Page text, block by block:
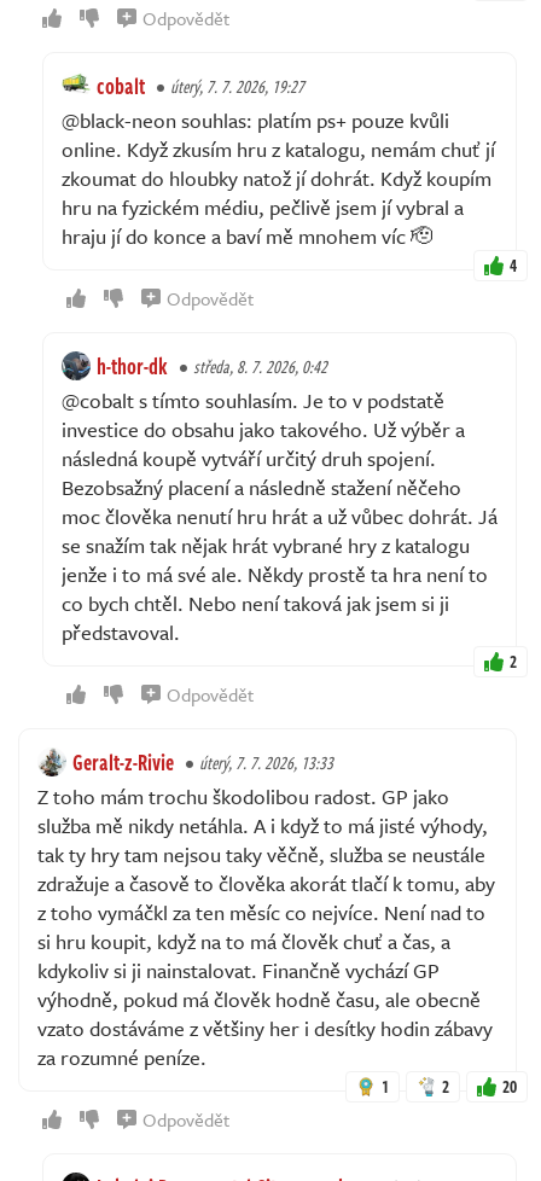
Odpovědět
cobalt úterý, 7. 7. 2026, 19:27
@black-neon souhlas: platím ps+ pouze kvůli
online. Když zkusím hru z katalogu, nemám chuť jí
zkoumat do hloubky natož jí dohrát. Když koupím
hru na fyzickém médiu, pečlivě jsem jí vybral a
hraju jí do konce a baví mě mnohem víc 🫡
4
Odpovědět
h-thor-dk středa, 8. 7. 2026, 0:42
@cobalt s tímto souhlasím. Je to v podstatě
investice do obsahu jako takového. Už výběr a
následná koupě vytváří určitý druh spojení.
Bezobsažný placení a následně stažení něčeho
moc člověka nenutí hru hrát a už vůbec dohrát. Já
se snažím tak nějak hrát vybrané hry z katalogu
jenže i to má své ale. Někdy prostě ta hra není to
co bych chtěl. Nebo není taková jak jsem si ji
představoval.
2
Odpovědět
Geralt-z-Rivie úterý, 7. 7. 2026, 13:33
Z toho mám trochu škodolibou radost. GP jako
služba mě nikdy netáhla. A i když to má jisté výhody,
tak ty hry tam nejsou taky věčně, služba se neustále
zdražuje a časově to člověka akorát tlačí k tomu, aby
z toho vymáčkl za ten měsíc co nejvíce. Není nad to
si hru koupit, když na to má člověk chuť a čas, a
kdykoliv si ji nainstalovat. Finančně vychází GP
výhodně, pokud má člověk hodně času, ale obecně
vzato dostáváme z většiny her i desítky hodin zábavy
za rozumné peníze.
1 2 20
Odpovědět